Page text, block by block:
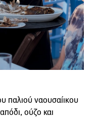
παλιού ναουσαίικου
ούζο και